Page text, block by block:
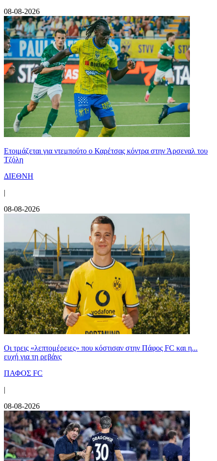
08-08-2026
Ετοιμάζεται για ντεμπούτο ο Καρέτσας κόντρα στην Άρσεναλ του
Τζόλη
ΔΙΕΘΝΗ
|
08-08-2026
Οι τρεις «λεπτομέρειες» που κόστισαν στην Πάφος FC και η...
ευχή για τη ρεβάνς
ΠΑΦΟΣ FC
|
08-08-2026